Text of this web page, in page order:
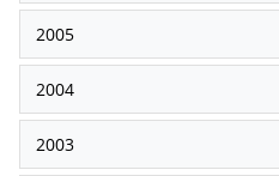
2005
2004
2003